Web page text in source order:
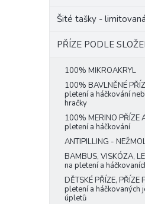
Šité tašky -
PŘÍZE PODLE
100% MIKROAKRYL
100% BAVLNĚNÉ
pletení a háčkování
hračky
100% MERINO PŘÍZE
pletení a háčkování
ANTIPILLING -
BAMBUS, VISKÓZA,
na pletení a
DĚTSKÉ PŘÍZE, PŘÍZE
pletení a háčkovaných
úpletů